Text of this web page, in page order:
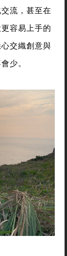
流，甚至在
容易上手的
交織創意與
少。